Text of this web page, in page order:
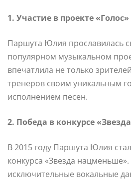
1. Участие в проекте «Голос»
Паршута Юлия прославилась
популярном музыкальном
впечатлила не только
тренеров своим уникальным
исполнением песен.
2. Победа в конкурсе
В 2015 году Паршута Юлия
конкурса «Звезда нацменьше».
исключительные вокальные